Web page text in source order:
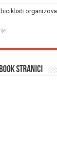
stranici